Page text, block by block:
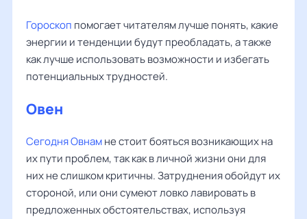
Гороскоп помогает читателям лучше понять, какие
энергии и тенденции будут преобладать, а также
как лучше использовать возможности и избегать
потенциальных трудностей.
Овен
Сегодня Овнамне стоит бояться возникающих на
их пути проблем, так как в личной жизни они для
них не слишком критичны. Затруднения обойдут их
стороной, или они сумеют ловко лавировать в
предложенных обстоятельствах, используя